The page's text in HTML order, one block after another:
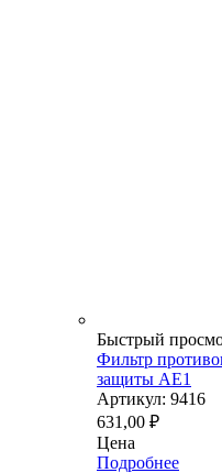
Быстрый
Фильтр
защиты АЕ1
Артикул: 9416
631,00 ₽
Цена
Подробнее